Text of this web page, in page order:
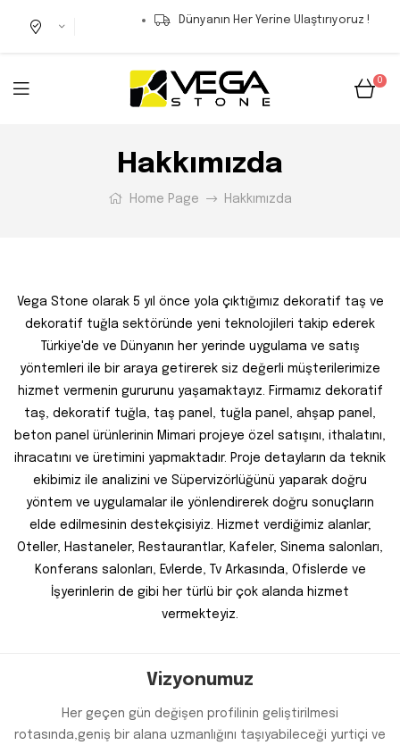
Dünyanın Her Yerine Ulaştırıyoruz !
0
Hakkımızda
Home Page Hakkımızda
Vega Stone olarak 5 yıl önce yola çıktığımız dekoratif taş ve
dekoratif tuğla sektöründe yeni teknolojileri takip ederek
Türkiye'de ve Dünyanın her yerinde uygulama ve satış
yöntemleri ile bir araya getirerek siz değerli müşterilerimize
hizmet vermenin gururunu yaşamaktayız. Firmamız dekoratif
taş, dekoratif tuğla, taş panel, tuğla panel, ahşap panel,
beton panel ürünlerinin Mimari projeye özel satışını, ithalatını,
ihracatını ve üretimini yapmaktadır. Proje detayların da teknik
ekibimiz ile analizini ve Süpervizörlüğünü yaparak doğru
yöntem ve uygulamalar ile yönlendirerek doğru sonuçların
elde edilmesinin destekçisiyiz. Hizmet verdiğimiz alanlar;
Oteller, Hastaneler, Restaurantlar, Kafeler, Sinema salonları,
Konferans salonları, Evlerde, Tv Arkasında, Ofislerde ve
İşyerinlerin de gibi her türlü bir çok alanda hizmet
vermekteyiz.
Vizyonumuz
Her geçen gün değişen profilinin geliştirilmesi
rotasında,geniş bir alana uzmanlığını taşıyabileceği yurtiçi ve